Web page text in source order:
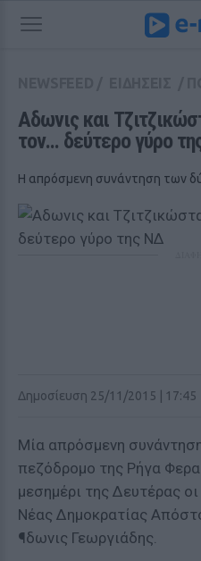
Αδωνις και
τον... δεύτερο γύρο
Η απρόσμενη συνάντηση των
Δημοσίευση 25/11/2015 | 17:45
Μία απρόσμενη
πεζόδρομο της Ρήγα
μεσημέρι της Δευτέρας
Νέας Δημοκρατίας
¶δωνις Γεωργιάδης.